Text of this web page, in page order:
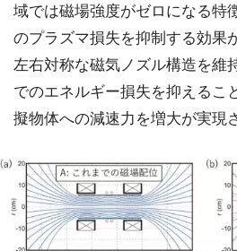
域では磁場強度がゼロになる特
のプラズマ損失を抑制する効果
左右対称な磁気ノズル構造を維
でのエネルギー損失を抑えるこ
擬物体への減速力を増大が実現